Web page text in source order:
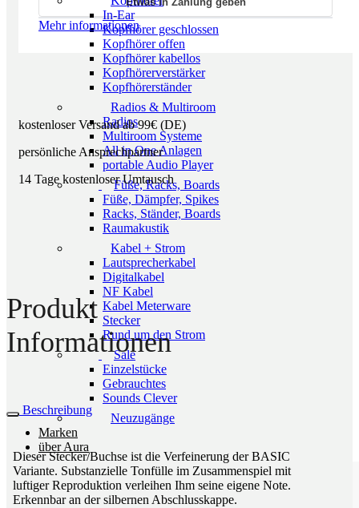
In-Ear
Kopfhörer geschlossen
Kopfhörer offen
Kopfhörer kabellos
Kopfhörerverstärker
Kopfhörerständer
Radios & Multiroom
Radios
Multiroom Systeme
All in One Anlagen
portable Audio Player
Füße, Racks, Boards
Füße, Dämpfer, Spikes
Racks, Ständer, Boards
Raumakustik
Kabel + Strom
Lautsprecherkabel
Digitalkabel
NF Kabel
Kabel Meterware
Stecker
Rund um den Strom
Sale
Einzelstücke
Gebrauchtes
Sounds Clever
Neuzugänge
Marken
über Aura
Mehr informationen
kostenloser Versand ab 99€ (DE)
persönliche Ansprechpartner
14 Tage kostenloser Umtausch
Produkt
Informationen
Beschreibung
Dieser Stecker/Buchse ist die Verfeinerung der BASIC
Variante. Substanzielle Tonfülle im Zusammenspiel mit
luftiger Reproduktion verleihen Ihm seine eigene Note.
Erkennbar an der silbernen Abschlusskappe.